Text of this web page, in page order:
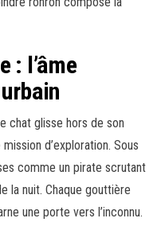
: l’âme
chat glisse hors de son
d’exploration. Sous
comme un pirate scrutant
la nuit. Chaque gouttière
une porte vers l’inconnu.